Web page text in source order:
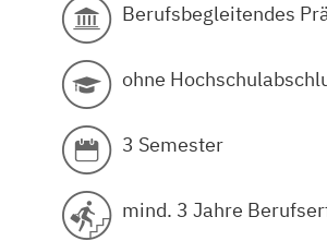
Berufsbegleitendes
ohne
3 Semester
mind. 3 Jahre